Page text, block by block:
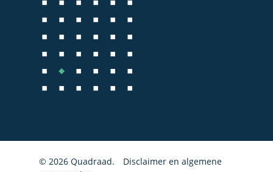
© 2026 Quadraad.
Disclaimer en algemene